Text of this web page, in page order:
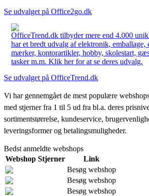
Se udvalget på Office2go.dk
OfficeTrend.dk tilbyder mere end 4.000
har et bredt udvalg af elektronik, emballage,
mærker, kontorartikler, hobby, skolestart,
tasker m.m. Klik her for at se deres udvalg.
Se udvalget på OfficeTrend.dk
Vi har gennemgået de mest populære
med stjerner fra 1 til 5 ud fra bl.a. deres
sortimentstørrelse, kundeservice,
leveringsformer og betalingsmuligheder.
Bedst anmeldte webshops
Webshop Stjerner
Link
Besøg webshop
Besøg webshop
Besøg webshop